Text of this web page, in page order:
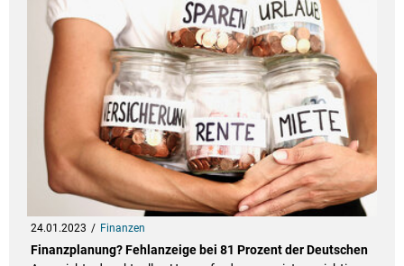
24.01.2023 Finanzen
Finanzplanung? Fehlanzeige bei 81 Prozent der Deutschen